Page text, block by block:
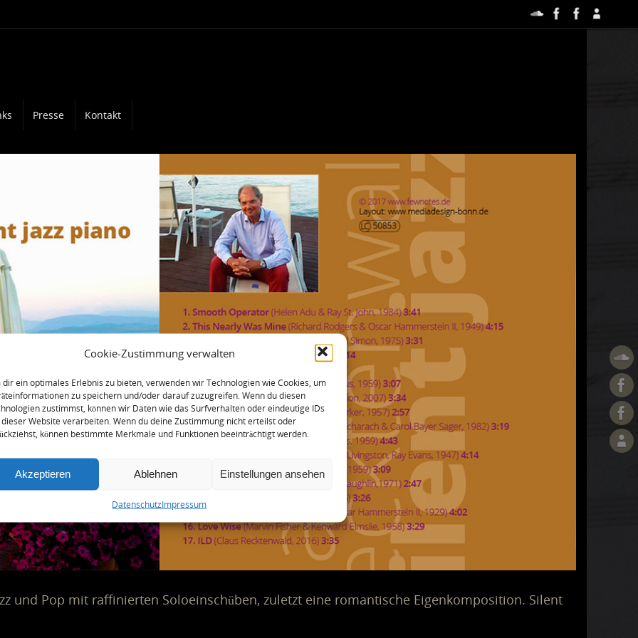
Cookie-Zustimmung verwalten
dir ein optimales Erlebnis zu bieten, verwenden wir Technologien wie Cookies, um
zu speichern und/oder darauf zuzugreifen. Wenn du diesen
zustimmst, können wir Daten wie das Surfverhalten oder eindeutige IDs
Website verarbeiten. Wenn du deine Zustimmung nicht erteilst oder
können bestimmte Merkmale und Funktionen beeinträchtigt werden.
Akzeptieren Ablehnen Einstellungen ansehen
DatenschutzImpressum
Presse Kontakt
und Pop mit raffinierten Soloeinschüben, zuletzt eine romantische Eigenkomposition. Silent